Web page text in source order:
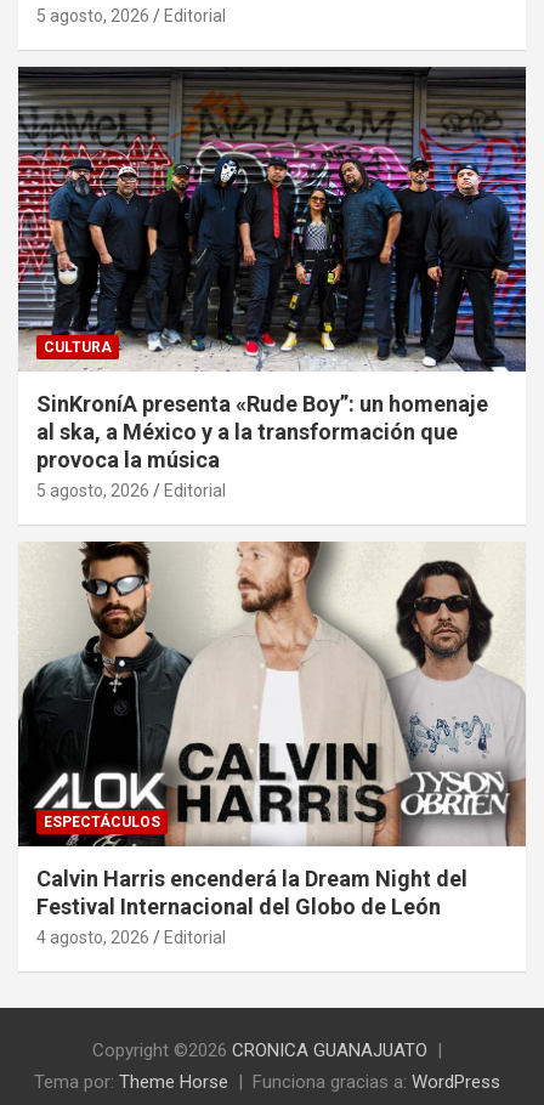
5 agosto, 2026 Editorial
CULTURA
SinKroníA presenta «Rude Boy”: un homenaje
al ska, a México y a la transformación que
provoca la música
5 agosto, 2026 Editorial
ESPECTÁCULOS
Calvin Harris encenderá la Dream Night del
Festival Internacional del Globo de León
4 agosto, 2026 Editorial
Copyright ©2026 CRONICA GUANAJUATO
Tema por: Theme Horse Funciona gracias a: WordPress